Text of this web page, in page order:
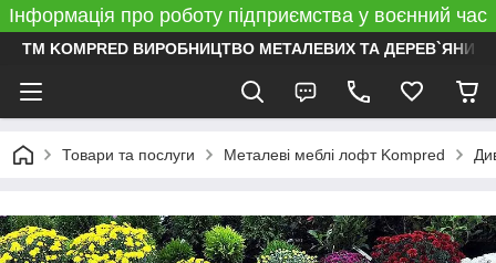
Інформація про роботу підприємства у воєнний час
ТМ KOMPRED ВИРОБНИЦТВО МЕТАЛЕВИХ ТА ДЕРЕВ`ЯНИХ
Товари та послуги Металеві меблі лофт Kompred